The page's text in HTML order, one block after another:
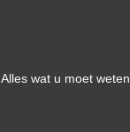
Alles wat u moet weten